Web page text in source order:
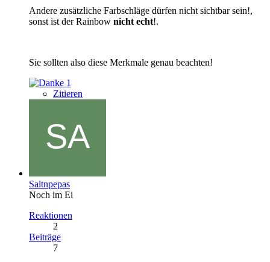
Andere zusätzliche Farbschläge dürfen nicht sichtbar sein!,
sonst ist der Rainbow nicht echt!.
Sie sollten also diese Merkmale genau beachten!
1
Zitieren
Saltnpepas
Noch im Ei
Reaktionen
2
Beiträge
7